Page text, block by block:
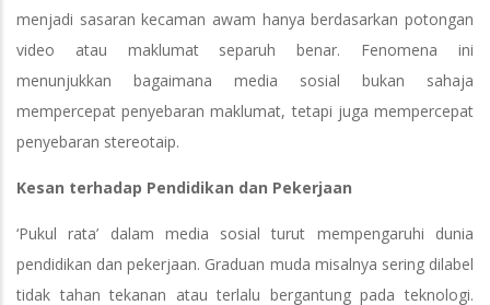
menjadi sasaran kecaman awam hanya berdasarkan potongan
video atau maklumat separuh benar. Fenomena ini
menunjukkan bagaimana media sosial bukan sahaja
mempercepat penyebaran maklumat, tetapi juga mempercepat
penyebaran stereotaip.
Kesan terhadap Pendidikan dan Pekerjaan
‘Pukul rata’ dalam media sosial turut mempengaruhi dunia
pendidikan dan pekerjaan. Graduan muda misalnya sering dilabel
tidak tahan tekanan atau terlalu bergantung pada teknologi.